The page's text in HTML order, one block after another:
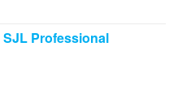
SJL Professional